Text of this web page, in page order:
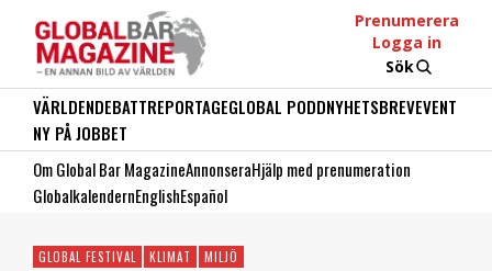
Prenumerera
Logga in
Sök
VÄRLDENDEBATTREPORTAGEGLOBAL PODDNYHETSBREVEVENT
NY PÅ JOBBET
Om Global Bar MagazineAnnonseraHjälp med prenumeration
GlobalkalendernEnglishEspañol
GLOBAL FESTIVAL KLIMAT MILJÖ